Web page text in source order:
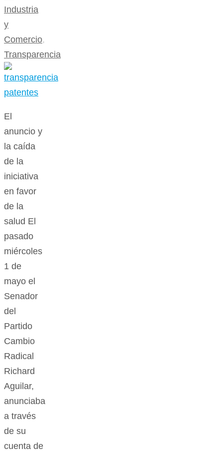
Industria
y
Comercio,
Transparencia
El
anuncio y
la caída
de la
iniciativa
en favor
de la
salud El
pasado
miércoles
1 de
mayo el
Senador
del
Partido
Cambio
Radical
Richard
Aguilar,
anunciaba
a través
de su
cuenta de